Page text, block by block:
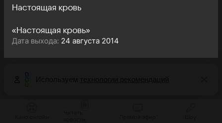
Настоящая кровь
«Настоящая кровь»
Дата выхода: 24 августа 2014